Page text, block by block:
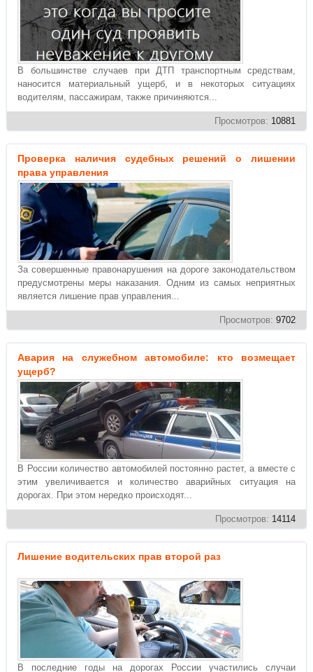
В большинстве случаев при ДТП транспортным средствам,
наносится материальный ущерб, и в некоторых ситуациях
водителям, пассажирам, также причиняются...
Просмотров: 10881
Проверка наличия судебных решений о лишении
права управления
За совершенные правонарушения на дороге законодательством
предусмотрены меры наказания. Одним из самых неприятных
является лишение прав управления...
Просмотров: 9702
Авария на служебном автомобиле: кто возмещает
ущерб?
В России количество автомобилей постоянно растет, а вместе с
этим увеличивается и количество аварийных ситуация на
дорогах. При этом нередко происходят...
Просмотров: 14114
Лишение водительских прав второй раз
В последние годы на дорогах России участились случаи